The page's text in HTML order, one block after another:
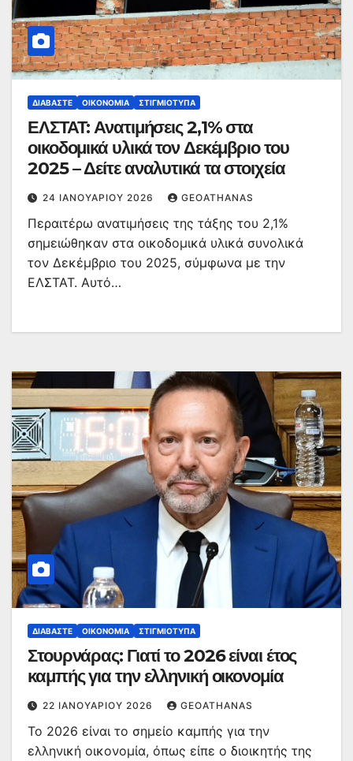
ΔΙΑΒΆΣΤΕ ΟΙΚΟΝΟΜΊΑ ΣΤΙΓΜΙΌΤΥΠΑ
ΕΛΣΤΑΤ: Ανατιμήσεις 2,1% στα
οικοδομικά υλικά τον Δεκέμβριο του
2025 – Δείτε αναλυτικά τα στοιχεία
24 ΙΑΝΟΥΑΡΊΟΥ 2026 GEOATHANAS
Περαιτέρω ανατιμήσεις της τάξης του 2,1%
σημειώθηκαν στα οικοδομικά υλικά συνολικά
τον Δεκέμβριο του 2025, σύμφωνα με την
ΕΛΣΤΑΤ. Αυτό…
ΔΙΑΒΆΣΤΕ ΟΙΚΟΝΟΜΊΑ ΣΤΙΓΜΙΌΤΥΠΑ
Στουρνάρας: Γιατί το 2026 είναι έτος
καμπής για την ελληνική οικονομία
22 ΙΑΝΟΥΑΡΊΟΥ 2026 GEOATHANAS
Το 2026 είναι το σημείο καμπής για την
ελληνική οικονομία, όπως είπε ο διοικητής της